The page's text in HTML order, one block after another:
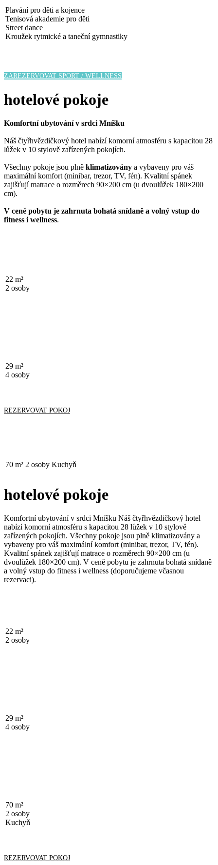
Plavání pro děti a kojence
Tenisová akademie pro děti
Street dance
Kroužek rytmické a taneční gymnastiky
ZAREZERVOVAT SPORT / WELLNESS
hotelové pokoje
Komfortní ubytování v srdci Mníšku
Náš čtyřhvězdičkový hotel nabízí komorní atmosféru s kapacitou 28
lůžek v 10 stylově zařízených pokojích.
Všechny pokoje jsou plně klimatizovány a vybaveny pro váš
maximální komfort (minibar, trezor, TV, fén). Kvalitní spánek
zajišťují matrace o rozměrech 90×200 cm (u dvoulůžek 180×200
cm).
V ceně pobytu je zahrnuta bohatá snídaně a volný vstup do
fitness i wellness.
22 m²
2 osoby
29 m²
4 osoby
REZERVOVAT POKOJ
70 m² 2 osoby Kuchyň
hotelové pokoje
Komfortní ubytování v srdci Mníšku Náš čtyřhvězdičkový hotel
nabízí komorní atmosféru s kapacitou 28 lůžek v 10 stylově
zařízených pokojích. Všechny pokoje jsou plně klimatizovány a
vybaveny pro váš maximální komfort (minibar, trezor, TV, fén).
Kvalitní spánek zajišťují matrace o rozměrech 90×200 cm (u
dvoulůžek 180×200 cm). V ceně pobytu je zahrnuta bohatá snídaně
a volný vstup do fitness i wellness (doporučujeme včasnou
rezervaci).
22 m²
2 osoby
29 m²
4 osoby
70 m²
2 osoby
Kuchyň
REZERVOVAT POKOJ